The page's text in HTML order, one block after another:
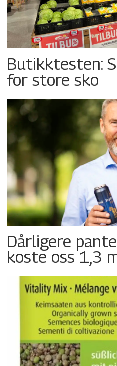
Butikktesten:
for store sko
Dårligere
koste oss 1,3